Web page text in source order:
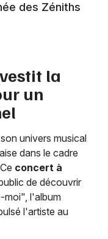
Val de Loire
des Zéniths
la
un
univers musical
dans le cadre
concert à
de découvrir
moi", l'album
l'artiste au